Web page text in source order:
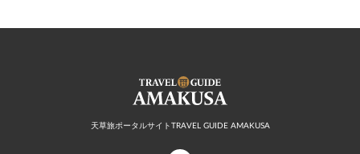
天草旅ポータルサイトTRAVEL GUIDE AMAKUSA